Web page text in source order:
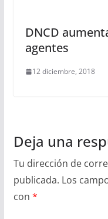
DNCD
agentes
12 diciembre, 2018
Deja una
Tu dirección de
publicada. Los
con *